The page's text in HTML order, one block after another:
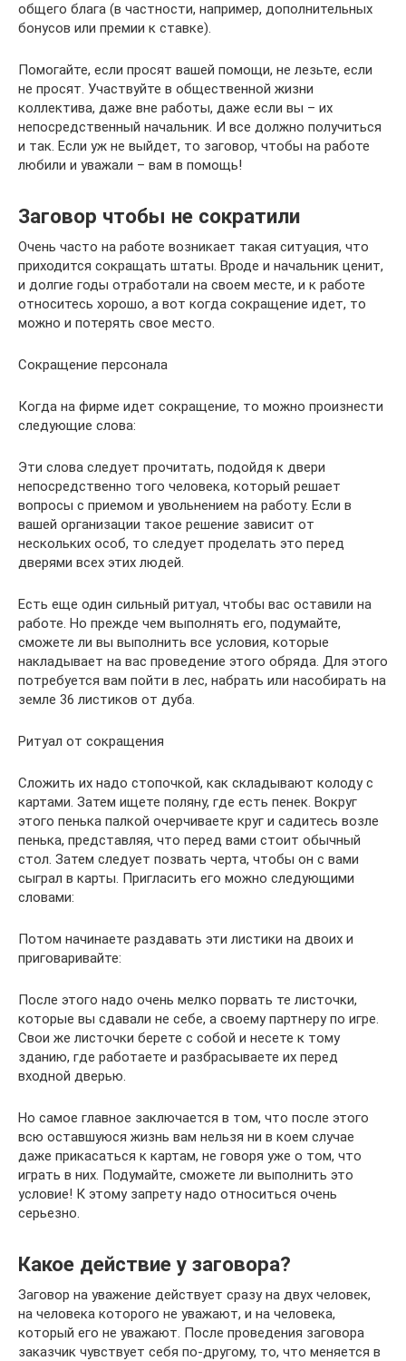
общего блага (в частности, например, дополнительных
бонусов или премии к ставке).
Помогайте, если просят вашей помощи, не лезьте, если
не просят. Участвуйте в общественной жизни
коллектива, даже вне работы, даже если вы – их
непосредственный начальник. И все должно получиться
и так. Если уж не выйдет, то заговор, чтобы на работе
любили и уважали – вам в помощь!
Заговор чтобы не сократили
Очень часто на работе возникает такая ситуация, что
приходится сокращать штаты. Вроде и начальник ценит,
и долгие годы отработали на своем месте, и к работе
относитесь хорошо, а вот когда сокращение идет, то
можно и потерять свое место.
Сокращение персонала
Когда на фирме идет сокращение, то можно произнести
следующие слова:
Эти слова следует прочитать, подойдя к двери
непосредственно того человека, который решает
вопросы с приемом и увольнением на работу. Если в
вашей организации такое решение зависит от
нескольких особ, то следует проделать это перед
дверями всех этих людей.
Есть еще один сильный ритуал, чтобы вас оставили на
работе. Но прежде чем выполнять его, подумайте,
сможете ли вы выполнить все условия, которые
накладывает на вас проведение этого обряда. Для этого
потребуется вам пойти в лес, набрать или насобирать на
земле 36 листиков от дуба.
Ритуал от сокращения
Сложить их надо стопочкой, как складывают колоду с
картами. Затем ищете поляну, где есть пенек. Вокруг
этого пенька палкой очерчиваете круг и садитесь возле
пенька, представляя, что перед вами стоит обычный
стол. Затем следует позвать черта, чтобы он с вами
сыграл в карты. Пригласить его можно следующими
словами:
Потом начинаете раздавать эти листики на двоих и
приговаривайте:
После этого надо очень мелко порвать те листочки,
которые вы сдавали не себе, а своему партнеру по игре.
Свои же листочки берете с собой и несете к тому
зданию, где работаете и разбрасываете их перед
входной дверью.
Но самое главное заключается в том, что после этого
всю оставшуюся жизнь вам нельзя ни в коем случае
даже прикасаться к картам, не говоря уже о том, что
играть в них. Подумайте, сможете ли выполнить это
условие! К этому запрету надо относиться очень
серьезно.
Какое действие у заговора?
Заговор на уважение действует сразу на двух человек,
на человека которого не уважают, и на человека,
который его не уважают. После проведения заговора
заказчик чувствует себя по-другому, то, что меняется в